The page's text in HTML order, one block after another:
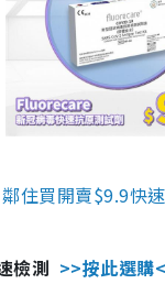
住買開賣$9.9快
檢測 >>按此選購